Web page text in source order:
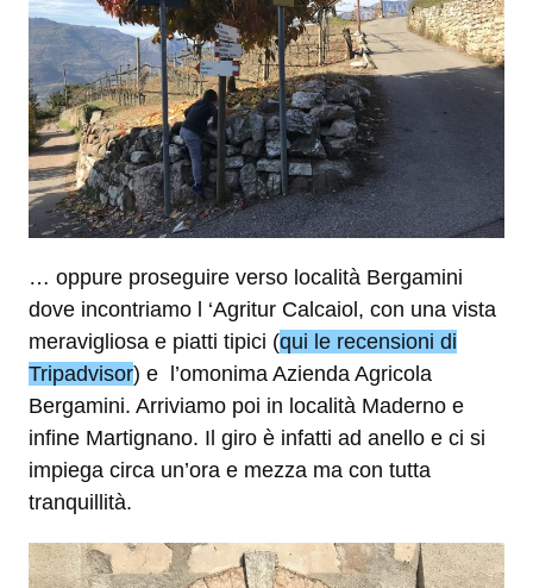
… oppure proseguire verso località Bergamini
dove incontriamo l ‘Agritur Calcaiol, con una vista
meravigliosa e piatti tipici (qui le recensioni di
Tripadvisor) e l’omonima Azienda Agricola
Bergamini. Arriviamo poi in località Maderno e
infine Martignano. Il giro è infatti ad anello e ci si
impiega circa un’ora e mezza ma con tutta
tranquillità.